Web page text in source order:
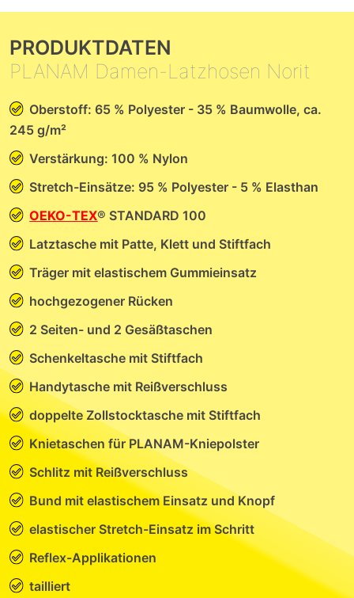
PRODUKTDATEN
PLANAM Damen-Latzhosen Norit
Oberstoff: 65 % Polyester - 35 % Baumwolle, ca.
245 g/m²
Verstärkung: 100 % Nylon
Stretch-Einsätze: 95 % Polyester - 5 % Elasthan
OEKO-TEX® STANDARD 100
Latztasche mit Patte, Klett und Stiftfach
Träger mit elastischem Gummieinsatz
hochgezogener Rücken
2 Seiten- und 2 Gesäßtaschen
Schenkeltasche mit Stiftfach
Handytasche mit Reißverschluss
doppelte Zollstocktasche mit Stiftfach
Knietaschen für PLANAM-Kniepolster
Schlitz mit Reißverschluss
Bund mit elastischem Einsatz und Knopf
elastischer Stretch-Einsatz im Schritt
Reflex-Applikationen
tailliert